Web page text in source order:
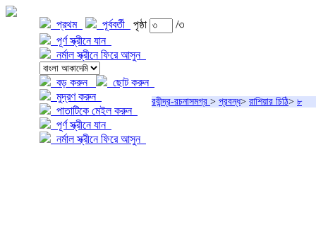
প্রথম পূর্ববর্তী পৃষ্ঠা
/৩
পূর্ণ স্ক্রীনে যান
নর্মাল স্ক্রীনে ফিরে আসুন
বড় করুন
ছোট করুন
মুদ্রণ করুন
পাতাটিকে মেইল করুন
পূর্ণ স্ক্রীনে যান
নর্মাল স্ক্রীনে ফিরে আসুন
রবীন্দ্র-রচনাসমগ্র > প্রবন্ধ> রাশিয়ার চিঠি> ৮